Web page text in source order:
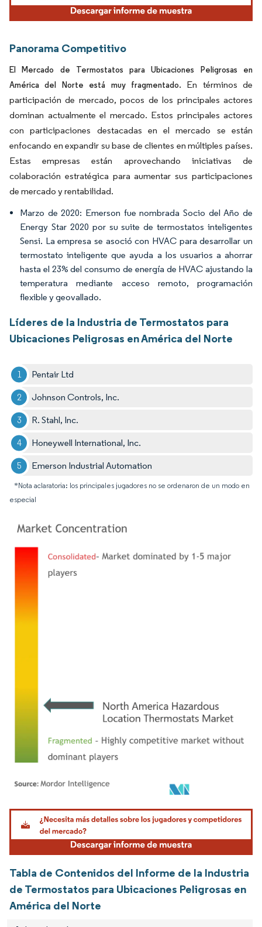
Panorama Competitivo
El Mercado de Termostatos para Ubicaciones Peligrosas en
América del Norte está muy fragmentado. En términos de
participación de mercado, pocos de los principales actores
dominan actualmente el mercado. Estos principales actores
con participaciones destacadas en el mercado se están
enfocando en expandir su base de clientes en múltiples países.
Estas empresas están aprovechando iniciativas de
colaboración estratégica para aumentar sus participaciones
de mercado y rentabilidad.
Marzo de 2020: Emerson fue nombrada Socio del Año de
Energy Star 2020 por su suite de termostatos inteligentes
Sensi. La empresa se asoció con HVAC para desarrollar un
termostato inteligente que ayuda a los usuarios a ahorrar
hasta el 23% del consumo de energía de HVAC ajustando la
temperatura mediante acceso remoto, programación
flexible y geovallado.
Líderes de la Industria de Termostatos para
Ubicaciones Peligrosas en América del Norte
Pentair Ltd
Johnson Controls, Inc.
R. Stahl, Inc.
Honeywell International, Inc.
Emerson Industrial Automation
*Nota aclaratoria: los principales jugadores no se ordenaron de un modo en
especial
Imagen © Mordor Intelligence. El uso requiere atribución según CC BY 4.0.
Tabla de Contenidos del Informe de la Industria
de Termostatos para Ubicaciones Peligrosas en
América del Norte